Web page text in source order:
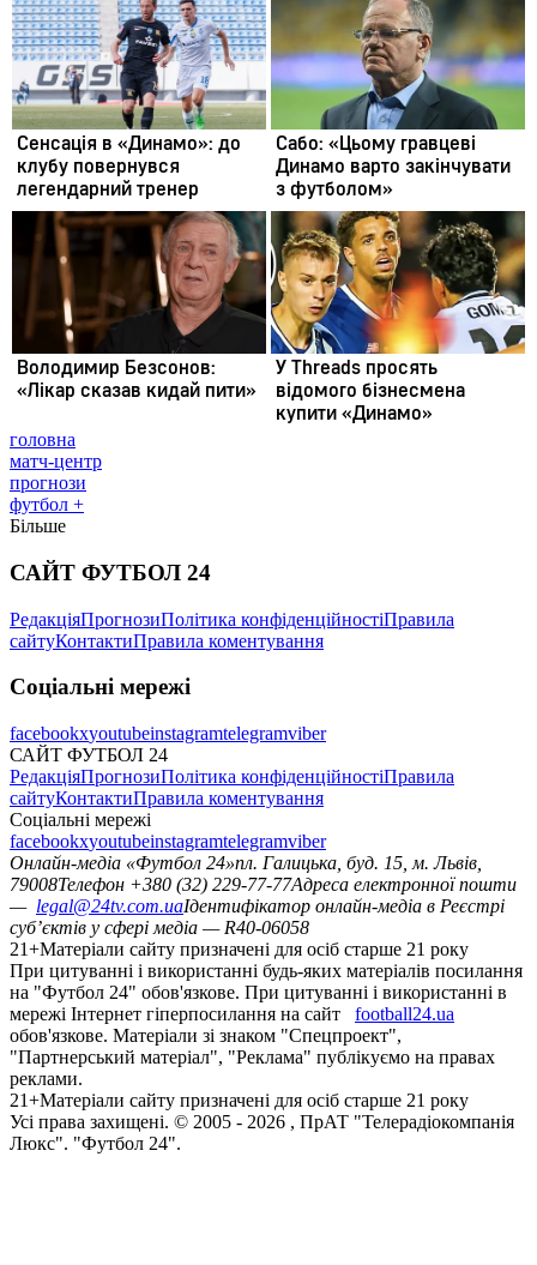
головна
матч-центр
прогнози
футбол +
Більше
САЙТ ФУТБОЛ 24
РедакціяПрогнозиПолітика конфіденційностіПравила
сайтуКонтактиПравила коментування
Соціальні мережі
facebookxyoutubeinstagramtelegramviber
САЙТ ФУТБОЛ 24
РедакціяПрогнозиПолітика конфіденційностіПравила
сайтуКонтактиПравила коментування
Соціальні мережі
facebookxyoutubeinstagramtelegramviber
Онлайн-медіа «Футбол 24»пл. Галицька, буд. 15, м. Львів,
79008Телефон +380 (32) 229-77-77Адреса електронної пошти
— legal@24tv.com.uaІдентифікатор онлайн-медіа в Реєстрі
суб’єктів у сфері медіа — R40-06058
21+Матеріали сайту призначені для осіб старше 21 року
При цитуванні і використанні будь-яких матеріалів посилання
на "Футбол 24" обов'язкове. При цитуванні і використанні в
мережі Інтернет гіперпосилання на сайт
football24.ua
обов'язкове. Матеріали зі знаком "Спецпроект",
"Партнерський матеріал", "Реклама" публікуємо на правах
реклами.
21+Матеріали сайту призначені для осіб старше 21 року
Усi права захищенi. © 2005 - 2026 , ПрАТ "Телерадіокомпанія
Люкс". "Футбол 24".